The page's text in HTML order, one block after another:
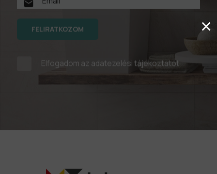
FELIRATKOZOM
Elfogadom az adatezelési tájékoztatót
×